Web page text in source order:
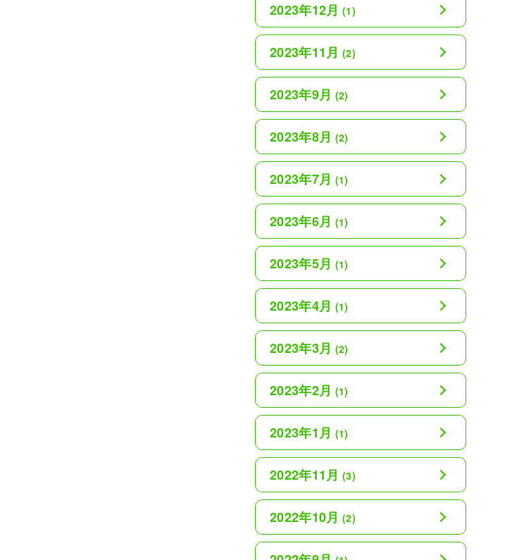
2023年12月 (1)
2023年11月 (2)
2023年9月 (2)
2023年8月 (2)
2023年7月 (1)
2023年6月 (1)
2023年5月 (1)
2023年4月 (1)
2023年3月 (2)
2023年2月 (1)
2023年1月 (1)
2022年11月 (3)
2022年10月 (2)